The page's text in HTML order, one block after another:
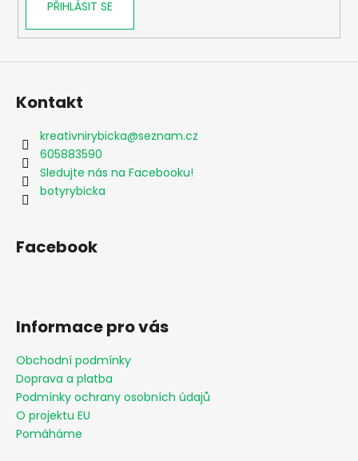
PŘIHLÁSIT SE
Kontakt
kreativnirybicka@seznam.cz
605883590
Sledujte nás na Facebooku!
botyrybicka
Facebook
Informace pro vás
Obchodní podmínky
Doprava a platba
Podmínky ochrany osobních údajů
O projektu EU
Pomáháme